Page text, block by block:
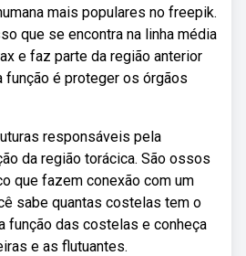
mais populares no freepik.
que se encontra na linha média
e faz parte da região anterior
função é proteger os órgãos
responsáveis pela
da região torácica. São ossos
que fazem conexão com um
sabe quantas costelas tem o
função das costelas e conheça
e as flutuantes.